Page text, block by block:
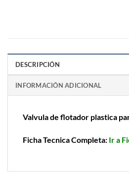
DESCRIPCIÓN
INFORMACIÓN ADICIONAL
Valvula de flotador plastica
Ficha Tecnica Completa: Ir a